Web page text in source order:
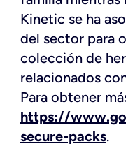
Kinetic se ha
del sector para
colección de
relacionados
Para obtener
https://
secure-packs.